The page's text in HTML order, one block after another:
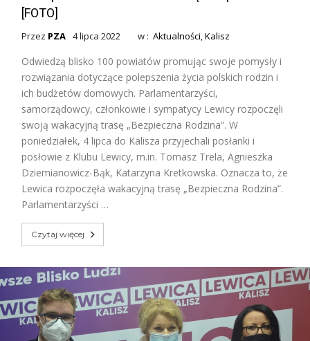
[FOTO]
Przez PZA 4 lipca 2022 w :Aktualności,Kalisz
Odwiedzą blisko 100 powiatów promując swoje pomysły i
rozwiązania dotyczące polepszenia życia polskich rodzin i
ich budżetów domowych. Parlamentarzyści,
samorządowcy, członkowie i sympatycy Lewicy rozpoczęli
swoją wakacyjną trasę „Bezpieczna Rodzina”. W
poniedziałek, 4 lipca do Kalisza przyjechali posłanki i
posłowie z Klubu Lewicy, m.in. Tomasz Trela, Agnieszka
Dziemianowicz-Bąk, Katarzyna Kretkowska. Oznacza to, że
Lewica rozpoczęła wakacyjną trasę „Bezpieczna Rodzina”.
Parlamentarzyści …
Czytaj więcej